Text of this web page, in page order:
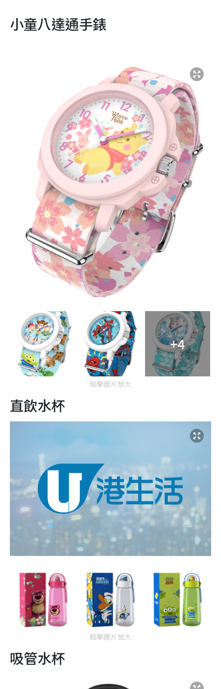
小童八達通手錶
+4
點擊圖片放大
直飲水杯
點擊圖片放大
吸管水杯